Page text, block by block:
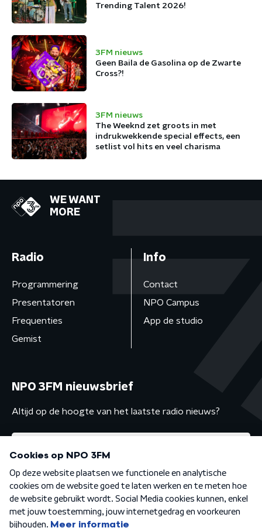
Trending Talent 2026!
3FM nieuws
Geen Baila de Gasolina op de Zwarte
Cross?!
3FM nieuws
The Weeknd zet groots in met
indrukwekkende special effects, een
setlist vol hits en veel charisma
WE WANT
MORE
Radio
Programmering
Presentatoren
Frequenties
Gemist
Info
Contact
NPO Campus
App de studio
NPO 3FM nieuwsbrief
Altijd op de hoogte van het laatste radio nieuws?
Algemene voorwaarden Privacybeleid